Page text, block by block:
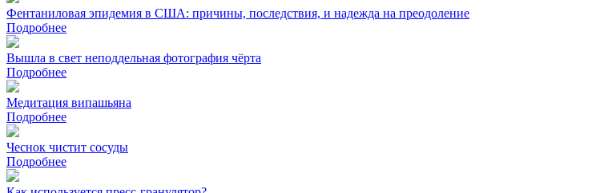
Фентаниловая эпидемия в США: причины, последствия, и надежда на преодоление
Подробнее
Вышла в свет неподдельная фотография чёрта
Подробнее
Медитация випашьяна
Подробнее
Чеснок чистит сосуды
Подробнее